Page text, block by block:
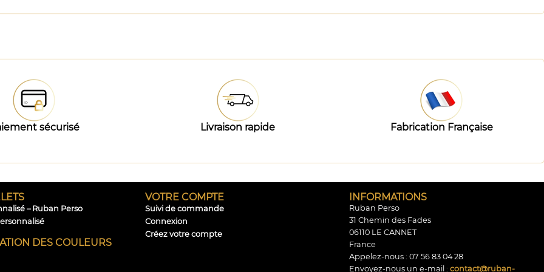
sécurisé Livraison rapide Fabrication Française
– Ruban Perso
DES COULEURS
VOTRE COMPTE
Suivi de commande
Connexion
Créez votre compte
INFORMATIONS
Ruban Perso
31 Chemin des Fades
06110 LE CANNET
France
Appelez-nous : 07 56 83 04 28
Envoyez-nous un e-mail : contact@ruban-